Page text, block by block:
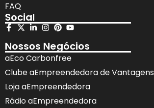
FAQ
Social
Nossos Negócios
aEco Carbonfree
Clube aEmpreendedora de Vantagens
Loja aEmpreendedora
Rádio aEmpreendedora